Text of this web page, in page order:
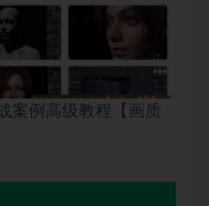
案例高级教程【画质